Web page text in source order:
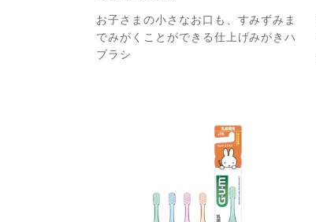
お子さまの小さなお口も、すみずみま
でみがくことができる仕上げみがきハ
ブラシ